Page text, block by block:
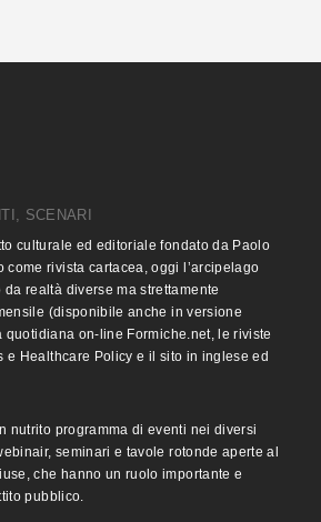
SCENARI
culturale ed editoriale fondato da Paolo
come rivista cartacea, oggi l’arcipelago
da realtà diverse ma strettamente
(disponibile anche in versione
quotidiana on-line Formiche.net, le riviste
e Healthcare Policy e il sito in inglese ed
nutrito programma di eventi nei diversi
seminari e tavole rotonde aperte al
che hanno un ruolo importante e
pubblico.